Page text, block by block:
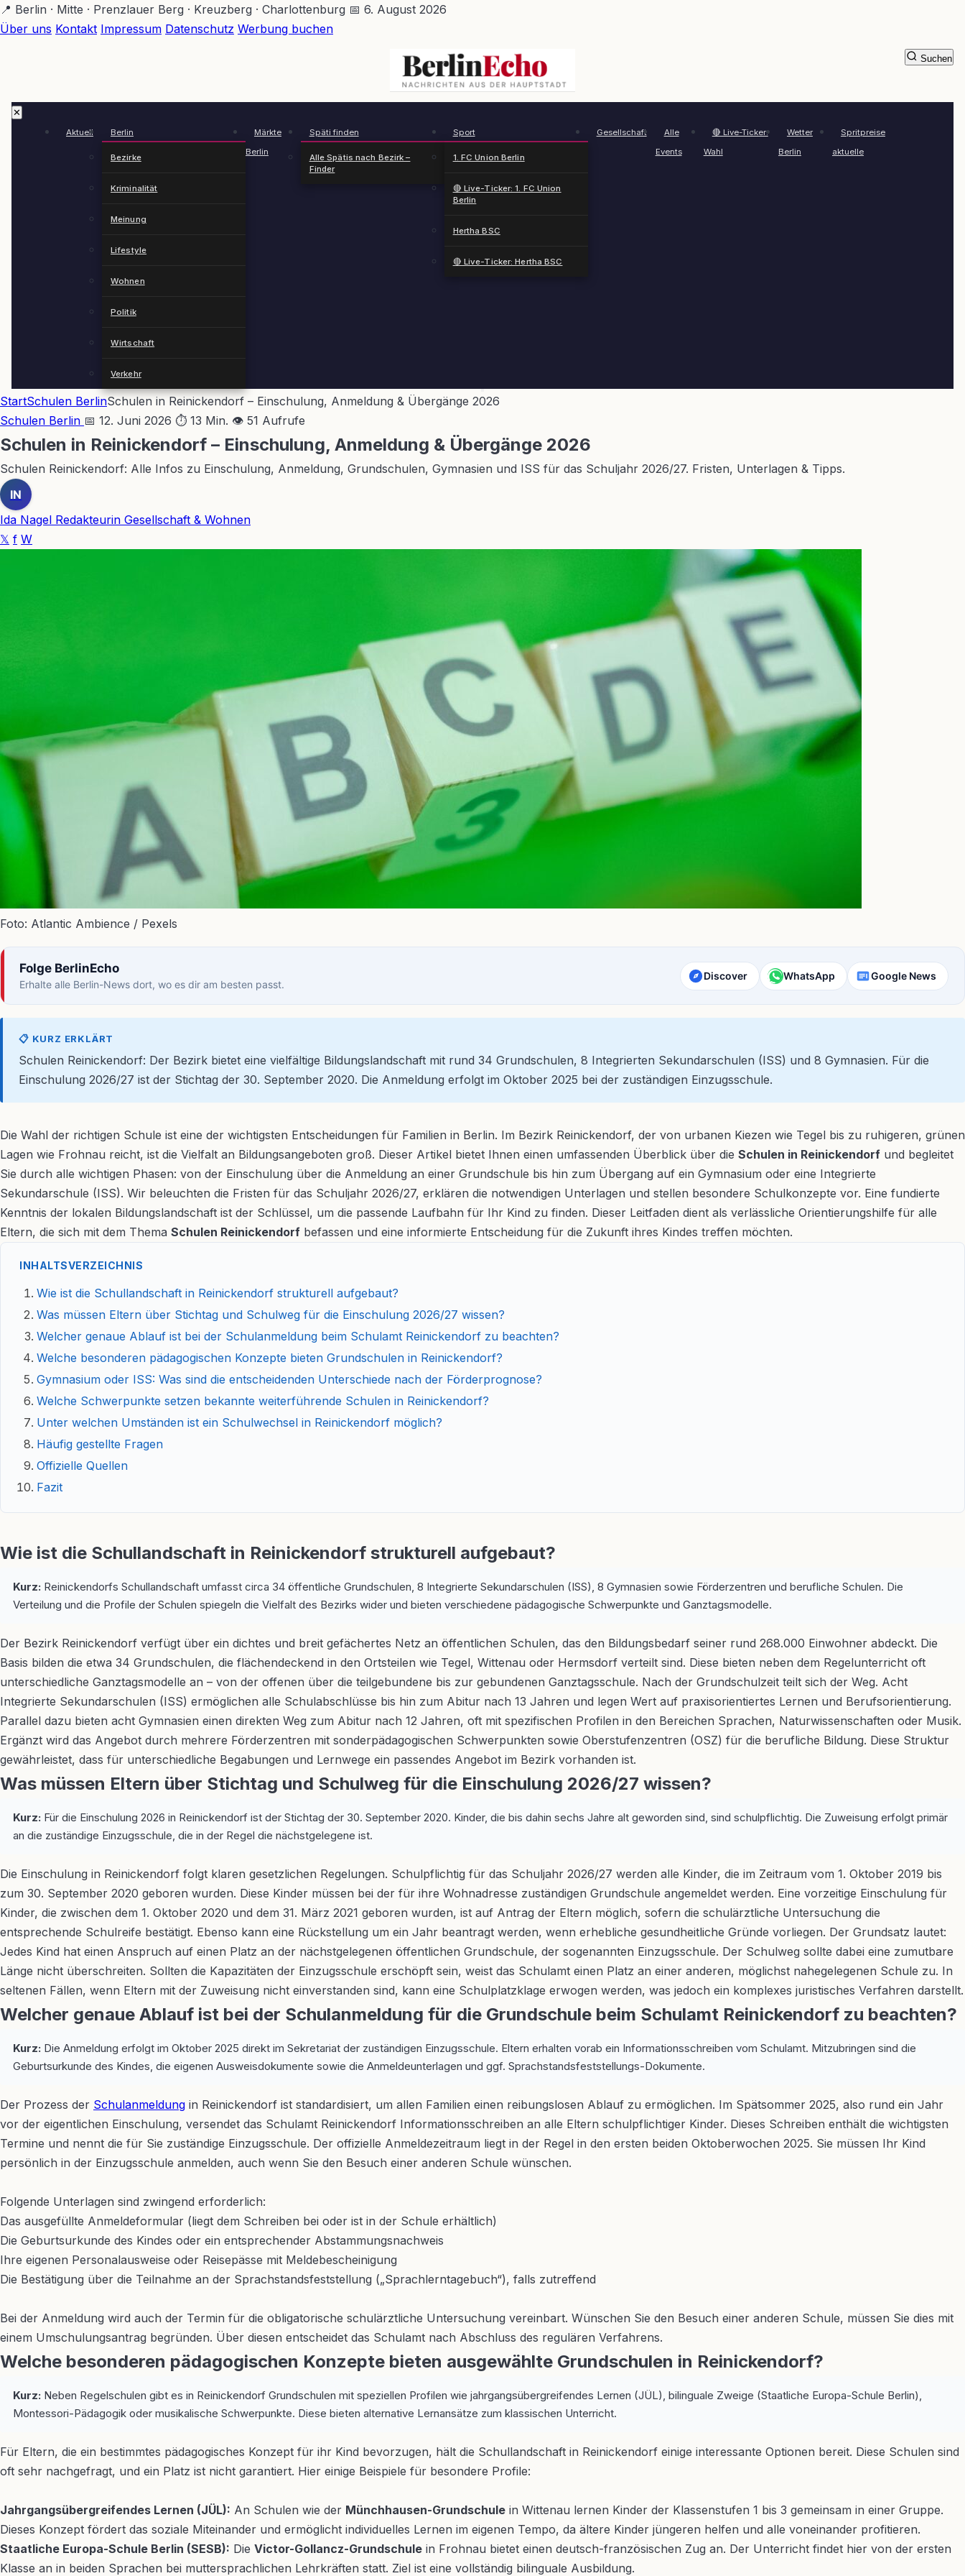
Zum
Hauptinhalt
📍 Berlin · Mitte · Prenzlauer Berg · Kreuzberg · Charlottenburg 📅 6. August 2026
Über uns Kontakt Impressum Datenschutz Werbung buchen
BerlinEcho – Zur Startseite
✕
Aktuell Berlin
Bezirke
Kriminalität
Meinung
Lifestyle
Wohnen
Politik
Wirtschaft
Verkehr
Märkte
Berlin
Späti finden
Alle Spätis nach Bezirk –
Finder
Sport
1. FC Union Berlin
🔴 Live-Ticker: 1. FC Union
Berlin
Hertha BSC
🔴 Live-Ticker: Hertha BSC
Gesellschaft
Alle
Events
🔴 Live-Ticker:
Wahl
Wetter
Berlin
Spritpreise
aktuelle
Suchen
StartSchulen BerlinSchulen in Reinickendorf – Einschulung, Anmeldung & Übergänge 2026
Schulen Berlin 📅 12. Juni 2026 ⏱ 13 Min. 👁 51 Aufrufe
Schulen in Reinickendorf – Einschulung, Anmeldung & Übergänge 2026
Schulen Reinickendorf: Alle Infos zu Einschulung, Anmeldung, Grundschulen, Gymnasien und ISS für das Schuljahr 2026/27. Fristen, Unterlagen & Tipps.
IN
Ida Nagel Redakteurin Gesellschaft & Wohnen
𝕏 f W
Foto: Atlantic Ambience / Pexels
Folge BerlinEcho
Erhalte alle Berlin-News dort, wo es dir am besten passt.
Discover WhatsApp Google News
📋 KURZ ERKLÄRT
Schulen Reinickendorf: Der Bezirk bietet eine vielfältige Bildungslandschaft mit rund 34 Grundschulen, 8 Integrierten Sekundarschulen (ISS) und 8 Gymnasien. Für die
Einschulung 2026/27 ist der Stichtag der 30. September 2020. Die Anmeldung erfolgt im Oktober 2025 bei der zuständigen Einzugsschule.
Die Wahl der richtigen Schule ist eine der wichtigsten Entscheidungen für Familien in Berlin. Im Bezirk Reinickendorf, der von urbanen Kiezen wie Tegel bis zu ruhigeren, grünen
Lagen wie Frohnau reicht, ist die Vielfalt an Bildungsangeboten groß. Dieser Artikel bietet Ihnen einen umfassenden Überblick über die Schulen in Reinickendorf und begleitet
Sie durch alle wichtigen Phasen: von der Einschulung über die Anmeldung an einer Grundschule bis hin zum Übergang auf ein Gymnasium oder eine Integrierte
Sekundarschule (ISS). Wir beleuchten die Fristen für das Schuljahr 2026/27, erklären die notwendigen Unterlagen und stellen besondere Schulkonzepte vor. Eine fundierte
Kenntnis der lokalen Bildungslandschaft ist der Schlüssel, um die passende Laufbahn für Ihr Kind zu finden. Dieser Leitfaden dient als verlässliche Orientierungshilfe für alle
Eltern, die sich mit dem Thema Schulen Reinickendorf befassen und eine informierte Entscheidung für die Zukunft ihres Kindes treffen möchten.
INHALTSVERZEICHNIS
Wie ist die Schullandschaft in Reinickendorf strukturell aufgebaut?
Was müssen Eltern über Stichtag und Schulweg für die Einschulung 2026/27 wissen?
Welcher genaue Ablauf ist bei der Schulanmeldung beim Schulamt Reinickendorf zu beachten?
Welche besonderen pädagogischen Konzepte bieten Grundschulen in Reinickendorf?
Gymnasium oder ISS: Was sind die entscheidenden Unterschiede nach der Förderprognose?
Welche Schwerpunkte setzen bekannte weiterführende Schulen in Reinickendorf?
Unter welchen Umständen ist ein Schulwechsel in Reinickendorf möglich?
Häufig gestellte Fragen
Offizielle Quellen
Fazit
Wie ist die Schullandschaft in Reinickendorf strukturell aufgebaut?
Kurz: Reinickendorfs Schullandschaft umfasst circa 34 öffentliche Grundschulen, 8 Integrierte Sekundarschulen (ISS), 8 Gymnasien sowie Förderzentren und berufliche Schulen. Die
Verteilung und die Profile der Schulen spiegeln die Vielfalt des Bezirks wider und bieten verschiedene pädagogische Schwerpunkte und Ganztagsmodelle.
Der Bezirk Reinickendorf verfügt über ein dichtes und breit gefächertes Netz an öffentlichen Schulen, das den Bildungsbedarf seiner rund 268.000 Einwohner abdeckt. Die
Basis bilden die etwa 34 Grundschulen, die flächendeckend in den Ortsteilen wie Tegel, Wittenau oder Hermsdorf verteilt sind. Diese bieten neben dem Regelunterricht oft
unterschiedliche Ganztagsmodelle an – von der offenen über die teilgebundene bis zur gebundenen Ganztagsschule. Nach der Grundschulzeit teilt sich der Weg. Acht
Integrierte Sekundarschulen (ISS) ermöglichen alle Schulabschlüsse bis hin zum Abitur nach 13 Jahren und legen Wert auf praxisorientiertes Lernen und Berufsorientierung.
Parallel dazu bieten acht Gymnasien einen direkten Weg zum Abitur nach 12 Jahren, oft mit spezifischen Profilen in den Bereichen Sprachen, Naturwissenschaften oder Musik.
Ergänzt wird das Angebot durch mehrere Förderzentren mit sonderpädagogischen Schwerpunkten sowie Oberstufenzentren (OSZ) für die berufliche Bildung. Diese Struktur
gewährleistet, dass für unterschiedliche Begabungen und Lernwege ein passendes Angebot im Bezirk vorhanden ist.
Was müssen Eltern über Stichtag und Schulweg für die Einschulung 2026/27 wissen?
Kurz: Für die Einschulung 2026 in Reinickendorf ist der Stichtag der 30. September 2020. Kinder, die bis dahin sechs Jahre alt geworden sind, sind schulpflichtig. Die Zuweisung erfolgt primär
an die zuständige Einzugsschule, die in der Regel die nächstgelegene ist.
Die Einschulung in Reinickendorf folgt klaren gesetzlichen Regelungen. Schulpflichtig für das Schuljahr 2026/27 werden alle Kinder, die im Zeitraum vom 1. Oktober 2019 bis
zum 30. September 2020 geboren wurden. Diese Kinder müssen bei der für ihre Wohnadresse zuständigen Grundschule angemeldet werden. Eine vorzeitige Einschulung für
Kinder, die zwischen dem 1. Oktober 2020 und dem 31. März 2021 geboren wurden, ist auf Antrag der Eltern möglich, sofern die schulärztliche Untersuchung die
entsprechende Schulreife bestätigt. Ebenso kann eine Rückstellung um ein Jahr beantragt werden, wenn erhebliche gesundheitliche Gründe vorliegen. Der Grundsatz lautet:
Jedes Kind hat einen Anspruch auf einen Platz an der nächstgelegenen öffentlichen Grundschule, der sogenannten Einzugsschule. Der Schulweg sollte dabei eine zumutbare
Länge nicht überschreiten. Sollten die Kapazitäten der Einzugsschule erschöpft sein, weist das Schulamt einen Platz an einer anderen, möglichst nahegelegenen Schule zu. In
seltenen Fällen, wenn Eltern mit der Zuweisung nicht einverstanden sind, kann eine Schulplatzklage erwogen werden, was jedoch ein komplexes juristisches Verfahren darstellt.
Welcher genaue Ablauf ist bei der Schulanmeldung für die Grundschule beim Schulamt Reinickendorf zu beachten?
Kurz: Die Anmeldung erfolgt im Oktober 2025 direkt im Sekretariat der zuständigen Einzugsschule. Eltern erhalten vorab ein Informationsschreiben vom Schulamt. Mitzubringen sind die
Geburtsurkunde des Kindes, die eigenen Ausweisdokumente sowie die Anmeldeunterlagen und ggf. Sprachstandsfeststellungs-Dokumente.
Der Prozess der Schulanmeldung in Reinickendorf ist standardisiert, um allen Familien einen reibungslosen Ablauf zu ermöglichen. Im Spätsommer 2025, also rund ein Jahr
vor der eigentlichen Einschulung, versendet das Schulamt Reinickendorf Informationsschreiben an alle Eltern schulpflichtiger Kinder. Dieses Schreiben enthält die wichtigsten
Termine und nennt die für Sie zuständige Einzugsschule. Der offizielle Anmeldezeitraum liegt in der Regel in den ersten beiden Oktoberwochen 2025. Sie müssen Ihr Kind
persönlich in der Einzugsschule anmelden, auch wenn Sie den Besuch einer anderen Schule wünschen.
Folgende Unterlagen sind zwingend erforderlich:
Das ausgefüllte Anmeldeformular (liegt dem Schreiben bei oder ist in der Schule erhältlich)
Die Geburtsurkunde des Kindes oder ein entsprechender Abstammungsnachweis
Ihre eigenen Personalausweise oder Reisepässe mit Meldebescheinigung
Die Bestätigung über die Teilnahme an der Sprachstandsfeststellung („Sprachlerntagebuch“), falls zutreffend
Bei der Anmeldung wird auch der Termin für die obligatorische schulärztliche Untersuchung vereinbart. Wünschen Sie den Besuch einer anderen Schule, müssen Sie dies mit
einem Umschulungsantrag begründen. Über diesen entscheidet das Schulamt nach Abschluss des regulären Verfahrens.
Welche besonderen pädagogischen Konzepte bieten ausgewählte Grundschulen in Reinickendorf?
Kurz: Neben Regelschulen gibt es in Reinickendorf Grundschulen mit speziellen Profilen wie jahrgangsübergreifendes Lernen (JÜL), bilinguale Zweige (Staatliche Europa-Schule Berlin),
Montessori-Pädagogik oder musikalische Schwerpunkte. Diese bieten alternative Lernansätze zum klassischen Unterricht.
Für Eltern, die ein bestimmtes pädagogisches Konzept für ihr Kind bevorzugen, hält die Schullandschaft in Reinickendorf einige interessante Optionen bereit. Diese Schulen sind
oft sehr nachgefragt, und ein Platz ist nicht garantiert. Hier einige Beispiele für besondere Profile:
Jahrgangsübergreifendes Lernen (JÜL): An Schulen wie der Münchhausen-Grundschule in Wittenau lernen Kinder der Klassenstufen 1 bis 3 gemeinsam in einer Gruppe.
Dieses Konzept fördert das soziale Miteinander und ermöglicht individuelles Lernen im eigenen Tempo, da ältere Kinder jüngeren helfen und alle voneinander profitieren.
Staatliche Europa-Schule Berlin (SESB): Die Victor-Gollancz-Grundschule in Frohnau bietet einen deutsch-französischen Zug an. Der Unterricht findet hier von der ersten
Klasse an in beiden Sprachen bei muttersprachlichen Lehrkräften statt. Ziel ist eine vollständig bilinguale Ausbildung.